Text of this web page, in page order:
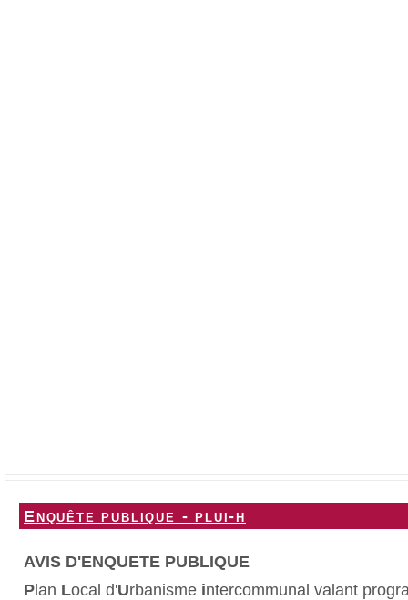
Enquête publique - plui-h
AVIS D'ENQUETE PUBLIQUE
Plan Local d'Urbanisme intercommunal valant